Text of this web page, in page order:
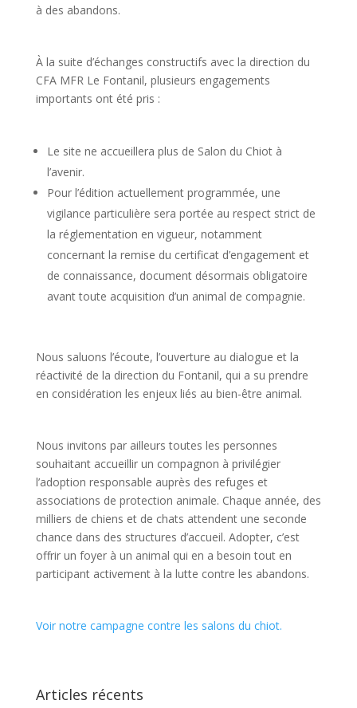
à des abandons.
À la suite d’échanges constructifs avec la direction du
CFA MFR Le Fontanil, plusieurs engagements
importants ont été pris :
Le site ne accueillera plus de Salon du Chiot à
l’avenir.
Pour l’édition actuellement programmée, une
vigilance particulière sera portée au respect strict de
la réglementation en vigueur, notamment
concernant la remise du certificat d’engagement et
de connaissance, document désormais obligatoire
avant toute acquisition d’un animal de compagnie.
Nous saluons l’écoute, l’ouverture au dialogue et la
réactivité de la direction du Fontanil, qui a su prendre
en considération les enjeux liés au bien-être animal.
Nous invitons par ailleurs toutes les personnes
souhaitant accueillir un compagnon à privilégier
l’adoption responsable auprès des refuges et
associations de protection animale. Chaque année, des
milliers de chiens et de chats attendent une seconde
chance dans des structures d’accueil. Adopter, c’est
offrir un foyer à un animal qui en a besoin tout en
participant activement à la lutte contre les abandons.
Voir notre campagne contre les salons du chiot.
Articles récents